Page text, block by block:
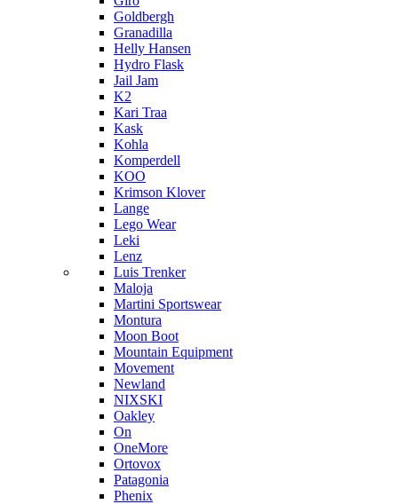
Goldbergh
Granadilla
Helly Hansen
Hydro Flask
Jail Jam
K2
Kari Traa
Kask
Kohla
Komperdell
KOO
Krimson Klover
Lange
Lego Wear
Leki
Lenz
Luis Trenker
Maloja
Martini Sportswear
Montura
Moon Boot
Mountain Equipment
Movement
Newland
NIXSKI
Oakley
On
OneMore
Ortovox
Patagonia
Phenix